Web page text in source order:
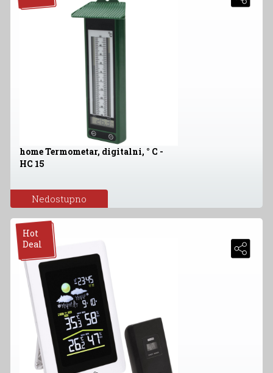
home Termometar, digitalni, ° C -
HC 15
Nedostupno
Hot
Deal